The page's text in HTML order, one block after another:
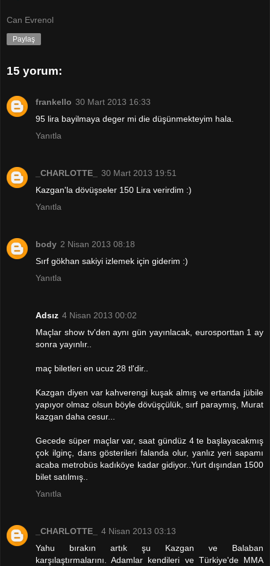
Can Evrenol
Paylaş
15 yorum:
frankello 30 Mart 2013 16:33
95 lira bayilmaya deger mi die düşünmekteyim hala.
Yanıtla
_CHARLOTTE_
30 Mart 2013 19:51
Kazgan'la dövüşseler 150 Lira verirdim :)
Yanıtla
body 2 Nisan 2013 08:18
Sırf gökhan sakiyi izlemek için giderim :)
Yanıtla
Adsız 4 Nisan 2013 00:02
Maçlar show tv'den aynı gün yayınlacak, eurosporttan 1 ay
sonra yayınlır..
maç biletleri en ucuz 28 tl'dir..
Kazgan diyen var kahverengi kuşak almış ve ertanda jübile
yapıyor olmaz olsun böyle dövüşçülük, sırf paraymış, Murat
kazgan daha cesur...
Gecede süper maçlar var, saat gündüz 4 te başlayacakmış
çok ilginç, dans gösterileri falanda olur, yanlız yeri sapamı
acaba metrobüs kadıköye kadar gidiyor..Yurt dışından 1500
bilet satılmış..
Yanıtla
_CHARLOTTE_
4 Nisan 2013 03:13
Yahu bırakın artık şu Kazgan ve Balaban
karşılaştırmalarını. Adamlar kendileri ve Türkiye'de MMA